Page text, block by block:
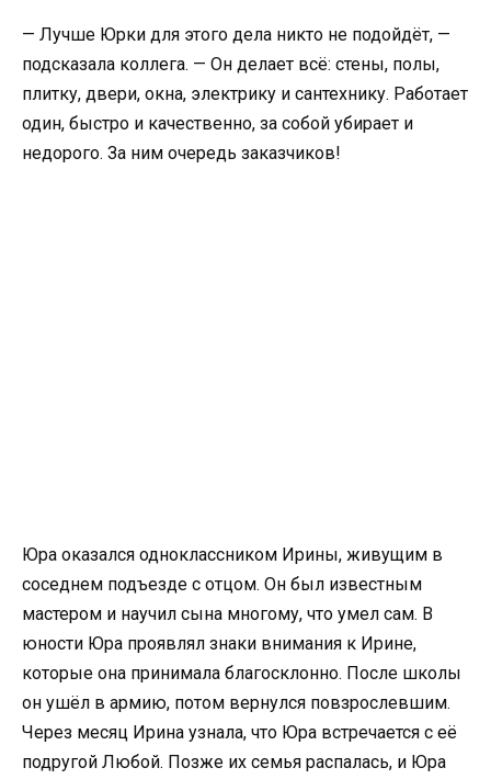
— Лучше Юрки для этого дела никто не подойдёт, —
подсказала коллега. — Он делает всё: стены, полы,
плитку, двери, окна, электрику и сантехнику. Работает
один, быстро и качественно, за собой убирает и
недорого. За ним очередь заказчиков!
Юра оказался одноклассником Ирины, живущим в
соседнем подъезде с отцом. Он был известным
мастером и научил сына многому, что умел сам. В
юности Юра проявлял знаки внимания к Ирине,
которые она принимала благосклонно. После школы
он ушёл в армию, потом вернулся повзрослевшим.
Через месяц Ирина узнала, что Юра встречается с её
подругой Любой. Позже их семья распалась, и Юра